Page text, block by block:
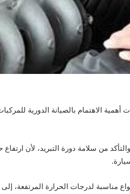
الاهتمام بالصيانة الدورية
من سلامة دورة التبريد، لأن ارتفاع
مناسبة لدرجات الحرارة المرتفعة،